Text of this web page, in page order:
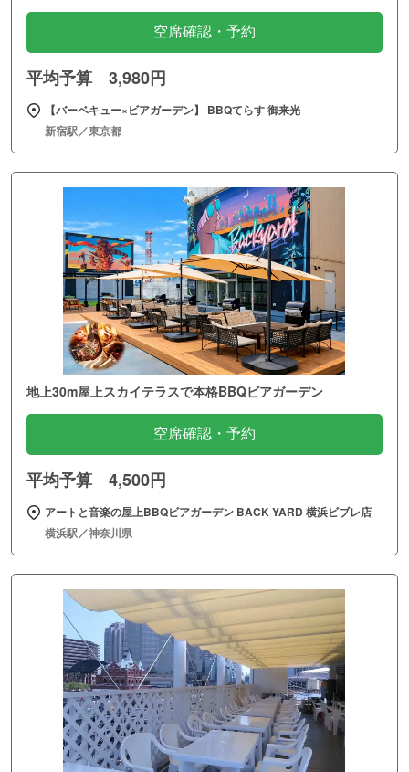
空席確認・予約
平均予算 3,980円
【バーベキュー×ビアガーデン】 BBQてらす 御来光
新宿駅／東京都
地上30m屋上スカイテラスで本格BBQビアガーデン
空席確認・予約
平均予算 4,500円
アートと音楽の屋上BBQビアガーデン BACK YARD 横浜ビブレ店
横浜駅／神奈川県